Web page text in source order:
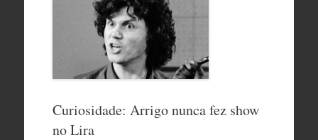
Curiosidade: Arrigo nunca fez show
no Lira